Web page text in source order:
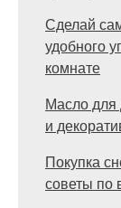
Сделай
удобного
комнате
Масло для
и
Покупка
советы по